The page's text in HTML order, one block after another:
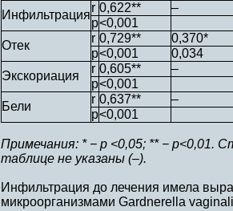
Инфильтрация
r 0,622**
–
p<0,001
Отек
r 0,729**
0,370*
p<0,001
0,034
Экскориация
r 0,605**
–
p<0,001
Бели
r 0,637**
–
p<0,001
Примечания: * − р <0,05; ** − р<0,01.
таблице не указаны (–).
Инфильтрация до лечения имела
микроорганизмами Gardnerella